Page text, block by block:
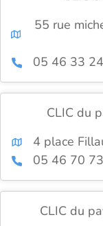
55 rue
05 46 33
CLIC du
4 place
05 46 70
CLIC du